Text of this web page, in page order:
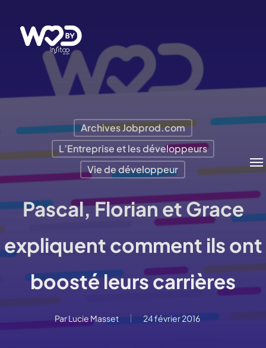
contenu
principal
Archives Jobprod.com
L’Entreprise et les développeurs
Vie de développeur
Pascal, Florian et Grace
expliquent comment ils ont
boosté leurs carrières
ParLucie Masset 24 février 2016